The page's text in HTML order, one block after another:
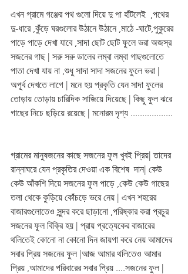
এখন গ্রামে গঞ্জের পথ গুলো দিয়ে দু পা হাঁটলেই  ,পথের
দু-ধারে ,কুঁড়ে ঘরগুলোর উঠানে উঠানে ,মাঠে -ঘাটে,পুকুরের
পাড়ে পাড়ে দেখা যাবে ,সাদা ছোট ছোট ফুলে ভরা অজস্র
সজনের গাছ | সরু সরু ডালের লম্বা লম্বা গাছগুলোতে
পাতা দেখা যায় না ,শুধু সাদা সাদা সজনের ফুলে ভরা |
অপূর্ব দেখতে লাগে | মনে হয় প্রকৃতি যেন সাদা ফুলের
তোড়ায় তোড়ায় চারিদিক সাজিয়ে দিয়েছে | কিছু ফুল ঝরে
গাছের নিচে ছড়িয়ে রয়েছে | মনোরম দৃশ্য ..................
গ্রামের মানুষজনের কাছে সজনের ফুল খুবই প্রিয়| তাদের
রান্নাঘরে যেন প্রকৃতির দেওয়া এক বিশেষ  দান| কেউ
কেউ আঁকশি দিয়ে সজনের ফুল পাড়ে ,কেউ কেউ গাছের
তলা থেকে কুড়িয়ে কোঁচড়ে ভরে নেয় | এখন শহরের
বাজারগুলোতেও সুন্দর করে ছাড়ানো ,পরিষ্কার করা প্রচুর
সজনের ফুল বিক্রি হয় | প্রায় প্রত্যেকের বাজারের
থলিতেই কোনো না কোনো দিন জায়গা করে নেয় আমাদের
সবার প্রিয় সজনের ফুল |আজ আমার থলিতেও আমার
প্রিয় ,আমাদের পরিবারের সবার প্রিয় ....সজনের ফুল |